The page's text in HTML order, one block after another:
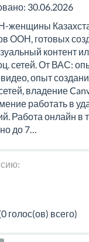
30.06.2026
женщины
ООН, готовых
контент
сетей. От ВАС:
опыт
владение
работать в
Работа онлайн в
до 7…
голос(ов) всего)